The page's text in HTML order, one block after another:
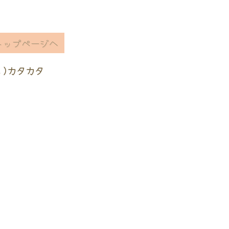
カタカタ
ップページへ